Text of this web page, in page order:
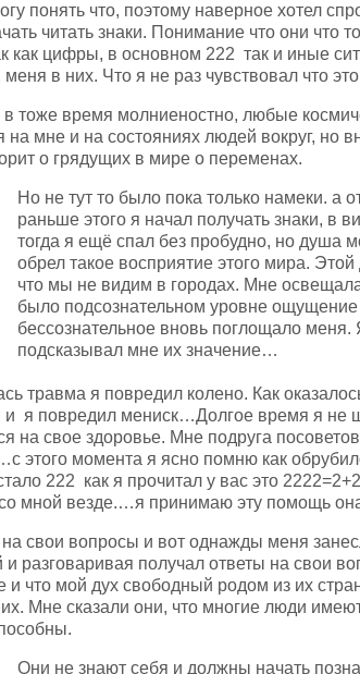
понять что, поэтому наверное хотел
читать знаки. Понимание что они что
как цифры, в основном 222 так и иные
в них. Что я не раз чувствовал что
тоже время молниеностно, любые
мне и на состояниях людей вокруг, но
о грядущих в мире о переменах.
Но не тут то было пока только намеки. а
раньше этого я начал получать знаки, в
тогда я ещё спал без пробудно, но душа
обрел такое восприятие этого мира.
что мы не видим в городах. Мне
было подсознательном уровне
бессознательное вновь поглощало меня.
подсказывал мне их значение…
травма я повредил колено. Как
и я повредил мениск…Долгое время я не
на свое здоровье. Мне подруга
этого момента я ясно помню как
222 как я прочитал у вас это
мной везде.…я принимаю эту помощь
свои вопросы и вот однажды меня
разговаривая получал ответы на свои
и что мой дух свободный родом из их
Мне сказали они, что многие люди
Они не знают себя и должны начать